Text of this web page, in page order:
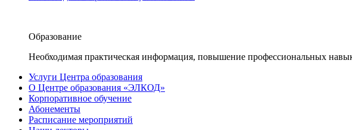
Образование
Необходимая практическая информация, повышение профессиональных
Услуги Центра образования
О Центре образования «ЭЛКОД»
Корпоративное обучение
Абонементы
Расписание мероприятий